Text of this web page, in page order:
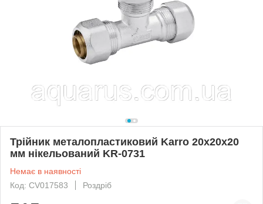
Трійник металопластиковий Karro 20х20х20
мм нікельований KR-0731
Немає в наявності
Код: CV017583
Роздріб